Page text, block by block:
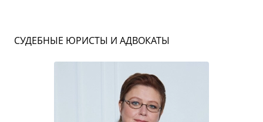
СУДЕБНЫЕ ЮРИСТЫ И АДВОКАТЫ